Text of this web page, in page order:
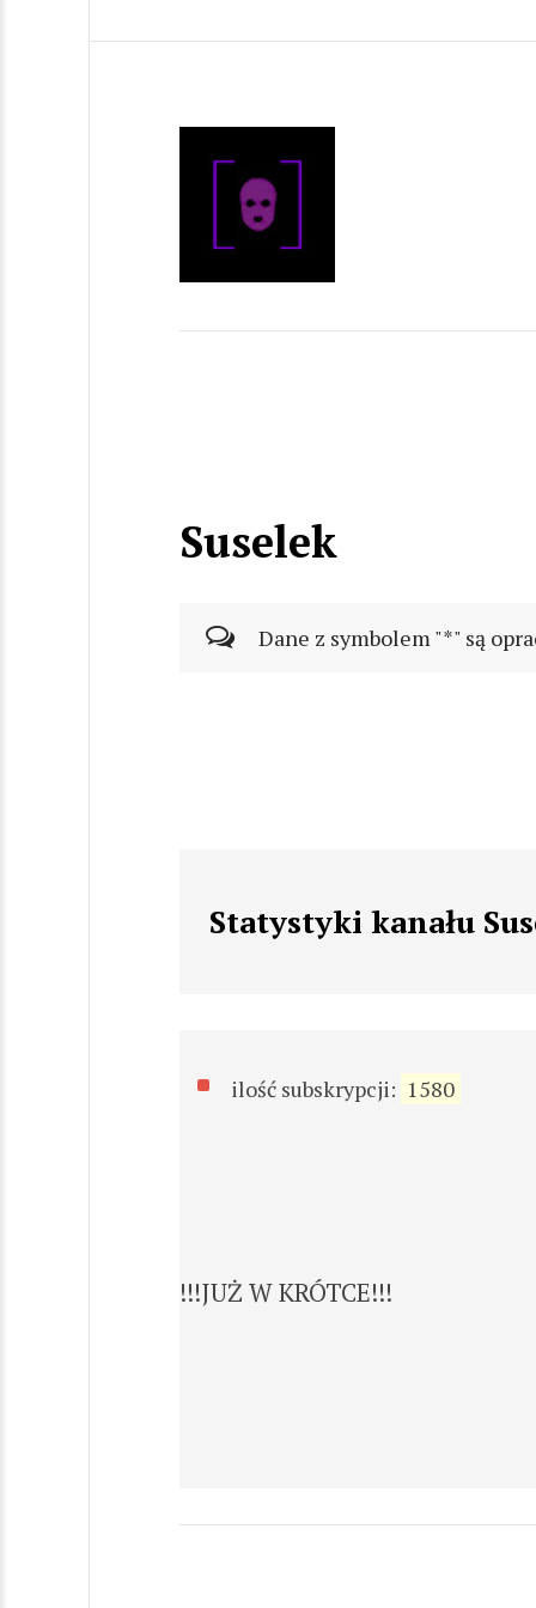
Suselek
Dane z symbolem "*" są
Statystyki kanału
ilość subskrypcji: 1580
!!!JUŻ W KRÓTCE!!!